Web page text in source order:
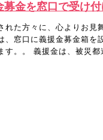
金を窓口で受け付
れた方々に、心よりお
、窓口に義援金募金箱
す。。 義援金は、被災